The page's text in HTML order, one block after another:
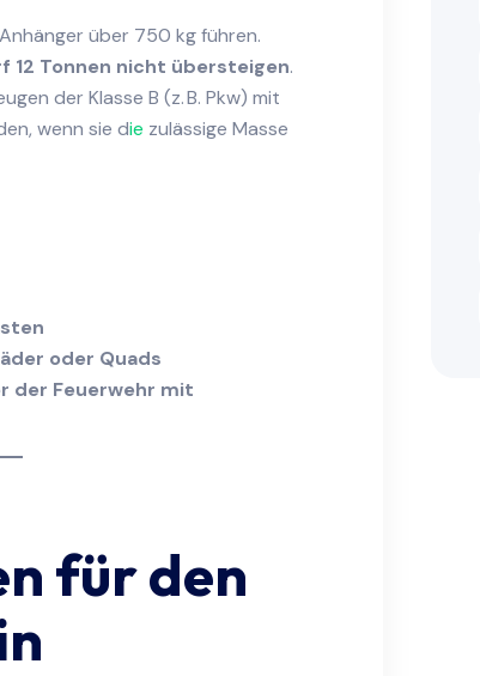
über 750 kg führen.
12 Tonnen nicht übersteigen.
der Klasse B (z. B. Pkw) mit
wenn sie die zulässige Masse
oder Quads
der Feuerwehr mit
für den